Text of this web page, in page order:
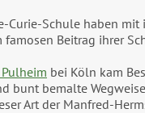
Curie-Schule haben
Beitrag ihrer
bei Köln kam
bunt bemalte
Art der Manfred-